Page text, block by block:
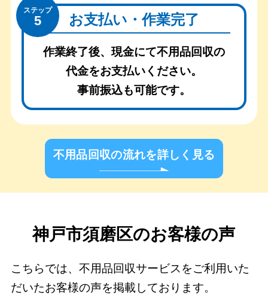
ステップ
5 お支払い・作業完了
作業終了後、現金にて不用品回収の
代金をお支払いください。
事前振込も可能です。
不用品回収の流れを詳しく見る
神戸市須磨区のお客様の声
こちらでは、不用品回収サービスをご利用いた
だいたお客様の声を掲載しております。